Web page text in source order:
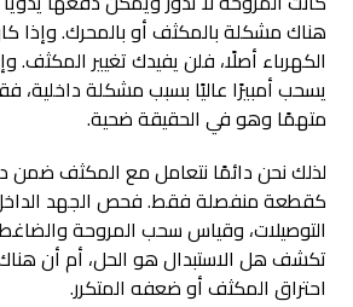
هناك مشكلة بالمكثف أو بالمحرك. وإذا
الكهرباء أصلًا، فلن يفيدك تغيير المكثف.
يسحب أمبيرًا عاليًا بسبب مشكلة داخلية،
متهمًا وهو في الحقيقة ضحية.
لذلك نحن دائمًا نتعامل مع المكثف ضمن
كقطعة منفصلة فقط. فحص الجهد
التوصيلات، وقياس سحب المروحة
تكشف هل الاستبدال هو الحل، أم أن
احتراق المكثف أو ضعفه المتكرر.